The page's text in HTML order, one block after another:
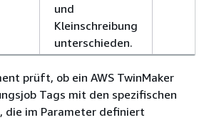
und
Kleinschreibung
unterschieden.
prüft, ob ein AWS TwinMaker
Tags mit den spezifischen
die im Parameter definiert